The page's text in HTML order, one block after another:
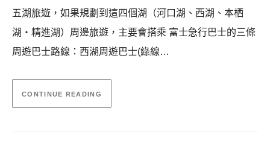
五湖旅遊，如果規劃到這四個湖（河口湖、西湖、本栖
湖・精進湖）周邊旅遊，主要會搭乘 富士急行巴士的三條
周遊巴士路線：西湖周遊巴士(綠線…
CONTINUE READING